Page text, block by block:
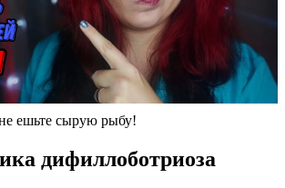
ешьте сырую рыбу!
дифиллоботриоза